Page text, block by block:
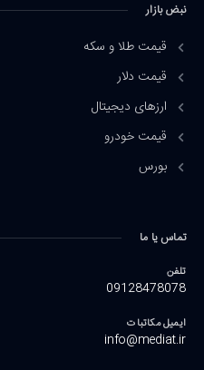
نبض بازار
قیمت طلا و سکه
قیمت دلار
ارزهای دیجیتال
قیمت خودرو
بورس
تماس یا ما
تلفن
09128478078
ایمیل مکاتبات
info@mediat.ir